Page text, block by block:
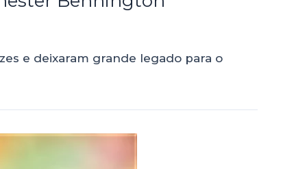
e deixaram grande legado para o